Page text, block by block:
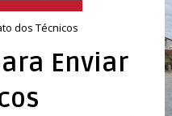
dos Técnicos
Enviar